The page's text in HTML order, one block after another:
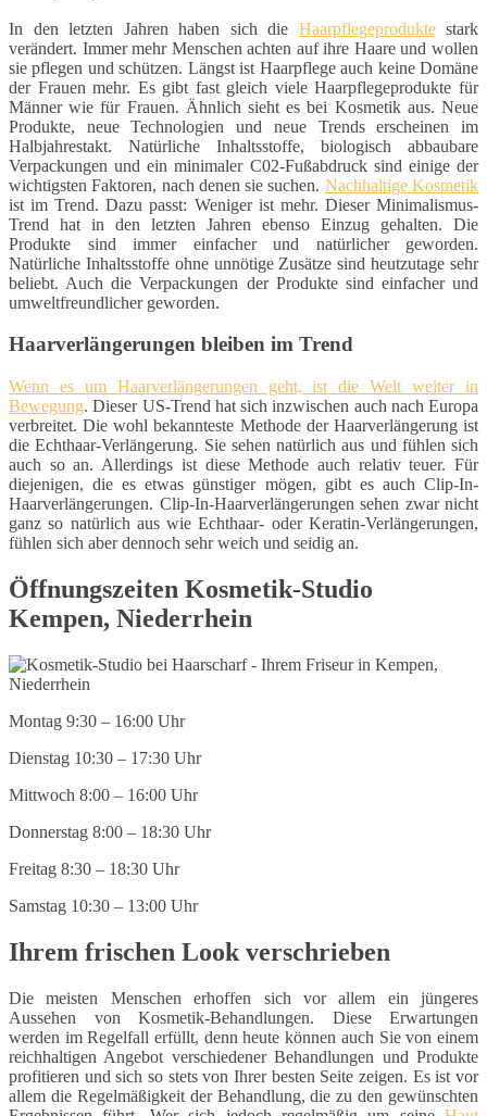
In den letzten Jahren haben sich die Haarpflegeproduktestark
verändert. Immer mehr Menschen achten auf ihre Haare und wollen
sie pflegen und schützen. Längst ist Haarpflege auch keine Domäne
der Frauen mehr. Es gibt fast gleich viele Haarpflegeprodukte für
Männer wie für Frauen. Ähnlich sieht es bei Kosmetik aus. Neue
Produkte, neue Technologien und neue Trends erscheinen im
Halbjahrestakt. Natürliche Inhaltsstoffe, biologisch abbaubare
Verpackungen und ein minimaler C02-Fußabdruck sind einige der
wichtigsten Faktoren, nach denen sie suchen. Nachhaltige Kosmetik
ist im Trend. Dazu passt: Weniger ist mehr. Dieser Minimalismus-
Trend hat in den letzten Jahren ebenso Einzug gehalten. Die
Produkte sind immer einfacher und natürlicher geworden.
Natürliche Inhaltsstoffe ohne unnötige Zusätze sind heutzutage sehr
beliebt. Auch die Verpackungen der Produkte sind einfacher und
umweltfreundlicher geworden.
Haarverlängerungen bleiben im Trend
Wenn es um Haarverlängerungen geht, ist die Welt weiter in
Bewegung. Dieser US-Trend hat sich inzwischen auch nach Europa
verbreitet. Die wohl bekannteste Methode der Haarverlängerung ist
die Echthaar-Verlängerung. Sie sehen natürlich aus und fühlen sich
auch so an. Allerdings ist diese Methode auch relativ teuer. Für
diejenigen, die es etwas günstiger mögen, gibt es auch Clip-In-
Haarverlängerungen. Clip-In-Haarverlängerungen sehen zwar nicht
ganz so natürlich aus wie Echthaar- oder Keratin-Verlängerungen,
fühlen sich aber dennoch sehr weich und seidig an.
Öffnungszeiten Kosmetik-Studio
Kempen, Niederrhein
Montag 9:30 – 16:00 Uhr
Dienstag 10:30 – 17:30 Uhr
Mittwoch 8:00 – 16:00 Uhr
Donnerstag 8:00 – 18:30 Uhr
Freitag 8:30 – 18:30 Uhr
Samstag 10:30 – 13:00 Uhr
Ihrem frischen Look verschrieben
Die meisten Menschen erhoffen sich vor allem ein jüngeres
Aussehen von Kosmetik-Behandlungen. Diese Erwartungen
werden im Regelfall erfüllt, denn heute können auch Sie von einem
reichhaltigen Angebot verschiedener Behandlungen und Produkte
profitieren und sich so stets von Ihrer besten Seite zeigen. Es ist vor
allem die Regelmäßigkeit der Behandlung, die zu den gewünschten